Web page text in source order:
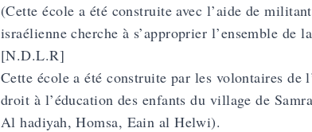
(Cette école a été construite avec l’aide de
israélienne cherche à s’approprier l’ensemble de
[N.D.L.R]
Cette école a été construite par les volontaires
droit à l’éducation des enfants du village de
Al hadiyah, Homsa, Eain al Helwi).